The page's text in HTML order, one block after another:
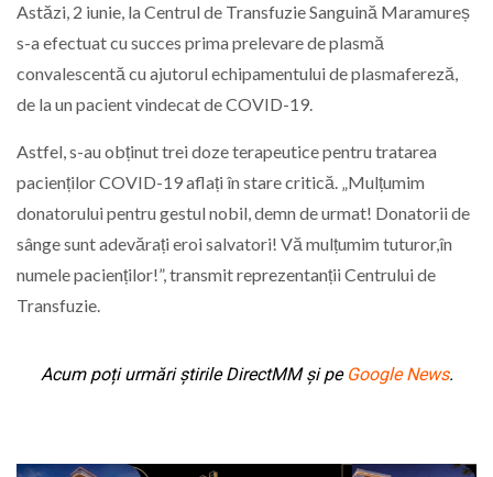
Astăzi, 2 iunie, la Centrul de Transfuzie Sanguină Maramureș
s-a efectuat cu succes prima prelevare de plasmă
convalescentă cu ajutorul echipamentului de plasmafereză,
de la un pacient vindecat de COVID-19.
Astfel, s-au obținut trei doze terapeutice pentru tratarea
pacienților COVID-19 aflați în stare critică. „Mulțumim
donatorului pentru gestul nobil, demn de urmat! Donatorii de
sânge sunt adevărați eroi salvatori! Vă mulțumim tuturor,în
numele pacienților!”, transmit reprezentanții Centrului de
Transfuzie.
Acum poți urmări știrile DirectMM și pe Google News.